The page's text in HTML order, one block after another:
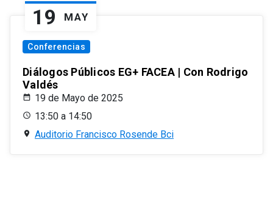
19 MAY
Conferencias
Diálogos Públicos EG+ FACEA | Con Rodrigo
Valdés
19 de Mayo de 2025
13:50 a 14:50
Auditorio Francisco Rosende Bci